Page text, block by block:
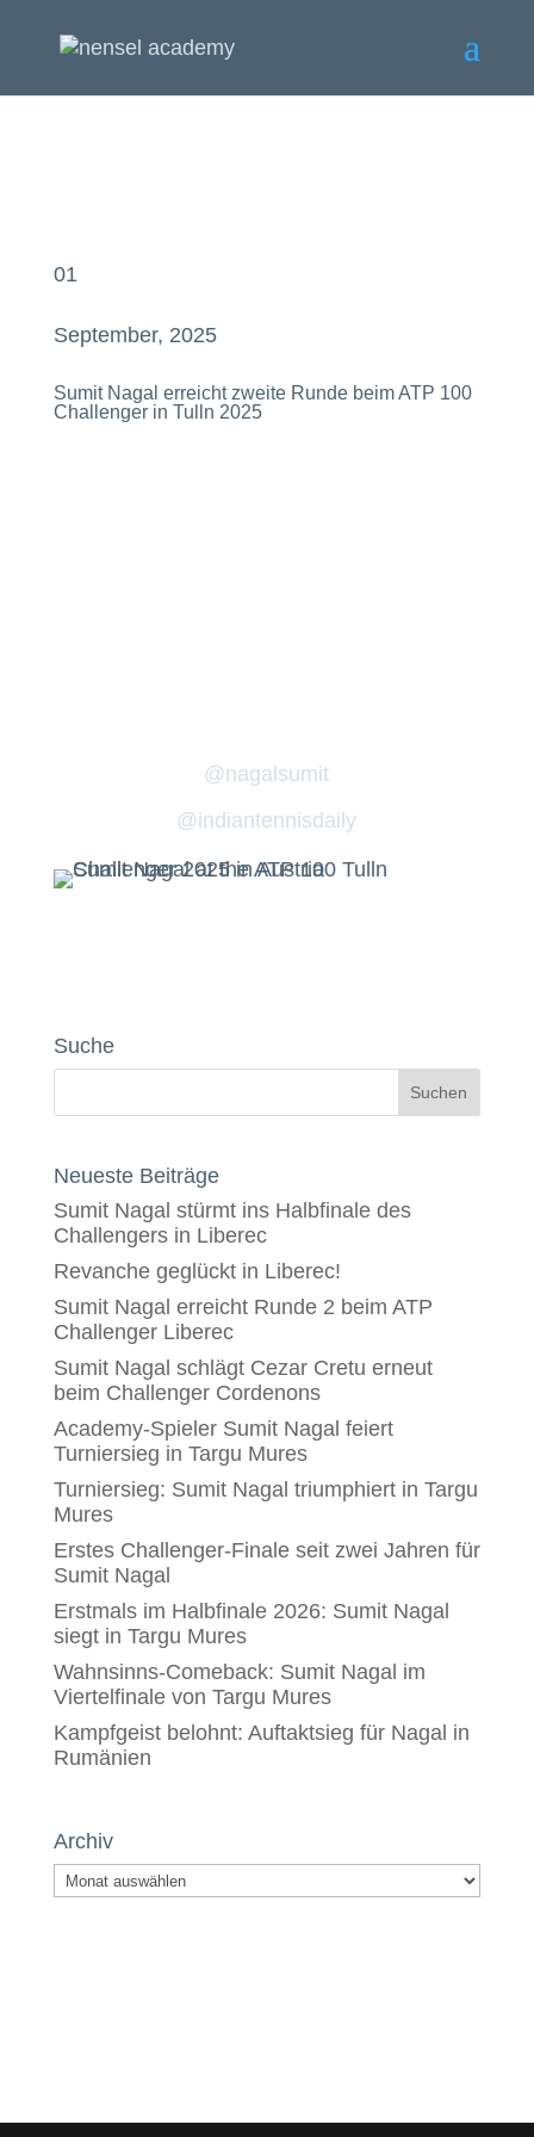
01
September, 2025
Sumit Nagal erreicht zweite Runde beim ATP 100
Challenger in Tulln 2025
@nagalsumit
@indiantennisdaily
Suche
Neueste Beiträge
Sumit Nagal stürmt ins Halbfinale des
Challengers in Liberec
Revanche geglückt in Liberec!
Sumit Nagal erreicht Runde 2 beim ATP
Challenger Liberec
Sumit Nagal schlägt Cezar Cretu erneut
beim Challenger Cordenons
Academy-Spieler Sumit Nagal feiert
Turniersieg in Targu Mures
Turniersieg: Sumit Nagal triumphiert in Targu
Mures
Erstes Challenger-Finale seit zwei Jahren für
Sumit Nagal
Erstmals im Halbfinale 2026: Sumit Nagal
siegt in Targu Mures
Wahnsinns-Comeback: Sumit Nagal im
Viertelfinale von Targu Mures
Kampfgeist belohnt: Auftaktsieg für Nagal in
Rumänien
Archiv
Archiv